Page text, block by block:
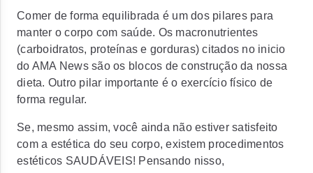
Comer de forma equilibrada é um dos pilares para
manter o corpo com saúde. Os macronutrientes
(carboidratos, proteínas e gorduras) citados no inicio
do AMA News são os blocos de construção da nossa
dieta. Outro pilar importante é o exercício físico de
forma regular.
Se, mesmo assim, você ainda não estiver satisfeito
com a estética do seu corpo, existem procedimentos
estéticos SAUDÁVEIS! Pensando nisso,